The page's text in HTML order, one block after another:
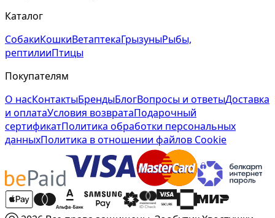
Каталог
СобакиКошкиВетаптекаГрызуныРыбы,
рептилииПтицы
Покупателям
О насКонтактыБрендыБлогВопросы и ответыДоставка
и оплатаУсловия возвратаПодарочный
сертификатПолитика обработки персональных
данныхПолитика в отношении файлов Cookie